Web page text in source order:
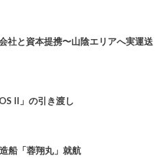
と資本提携〜山陰エリアへ実運送
II」の引き渡し
船「蓉翔丸」就航